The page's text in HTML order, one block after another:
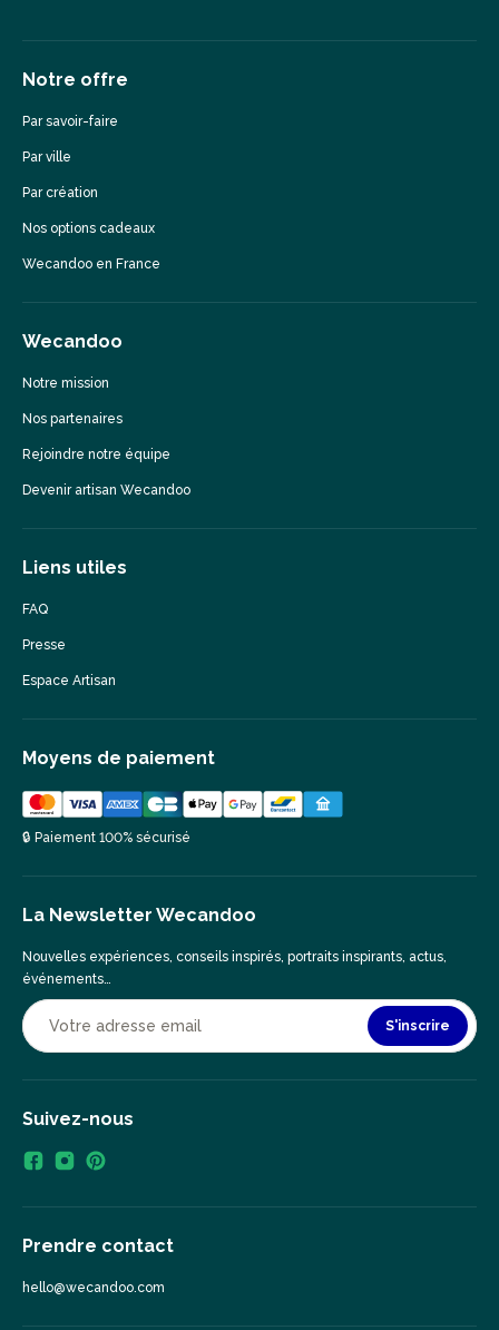
Notre offre
Par savoir-faire
Par ville
Par création
Nos options cadeaux
Wecandoo en France
Wecandoo
Notre mission
Nos partenaires
Rejoindre notre équipe
Devenir artisan Wecandoo
Liens utiles
FAQ
Presse
Espace Artisan
Moyens de paiement
🔒 Paiement 100% sécurisé
La Newsletter Wecandoo
Nouvelles expériences, conseils inspirés, portraits inspirants, actus,
événements…
S'inscrire
Suivez-nous
Prendre contact
hello@wecandoo.com